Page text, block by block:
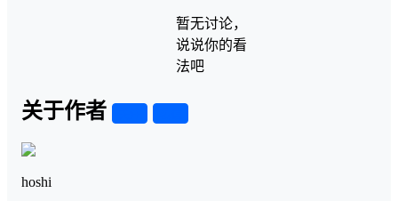
暂无讨论，
说说你的看
法吧
关于作者
hoshi